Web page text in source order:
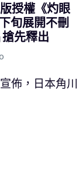
授權《灼眼
旬展開不刪
先釋出
佈，日本角川